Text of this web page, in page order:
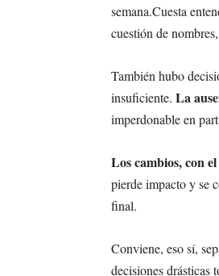
semana.Cuesta
cuestión de
También hubo
insuficiente. La
imperdonable en
Los cambios, con
pierde impacto y se
final.
Conviene, eso sí,
decisiones drásticas